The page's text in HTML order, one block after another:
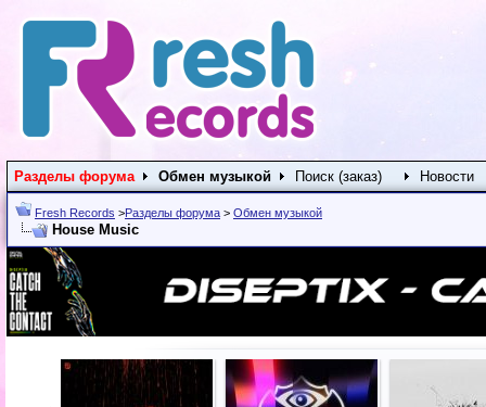
Разделы форума Обмен музыкой Поиск (заказ) Новости
Fresh Records >Разделы форума > Обмен музыкой
House Music